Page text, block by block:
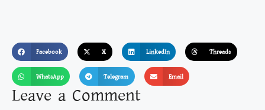
Facebook X LinkedIn Threads
WhatsApp Telegram Email
Leave a Comment